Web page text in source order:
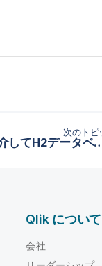
次のトピ
Webコンソールを介して
Qlik について
会社